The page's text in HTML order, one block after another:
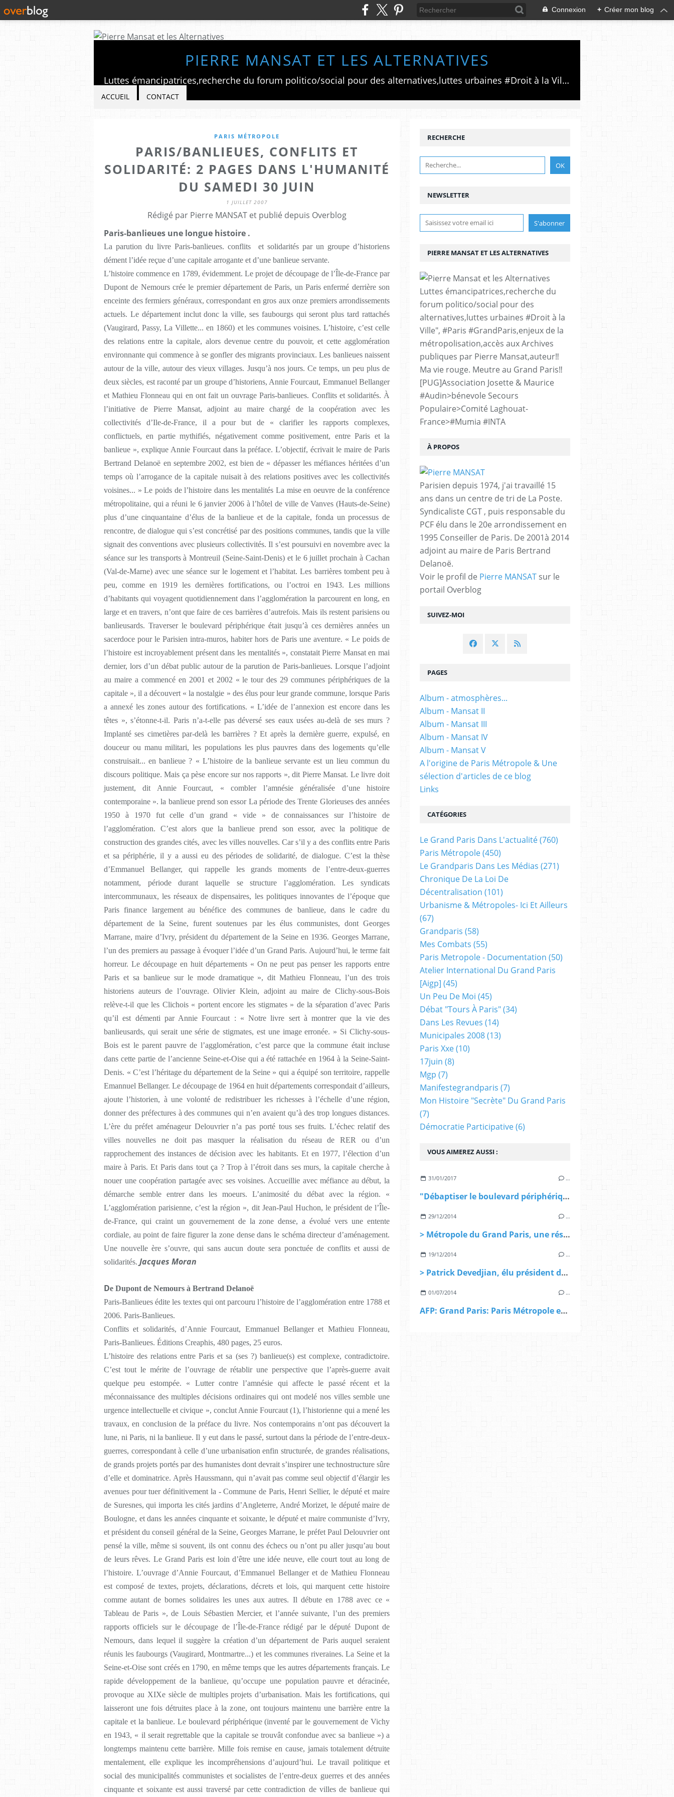
Connexion + Créer mon blog
PIERRE MANSAT ET LES ALTERNATIVES
Luttes émancipatrices,recherche du forum politico/social pour des alternatives,luttes urbaines #Droit à la Ville", #Paris #GrandParis,enjeux de la métropolisation,accès aux Archives publiques par Pierre Mansat,auteur‼️Ma vie rouge. Meutre au Grand Paris‼️[PUG]Association Josette & Maurice #Audin>bénevole Secours Populaire>Comité Laghouat-France>#Mumia #INTA
ACCUEIL CONTACT
PARIS MÉTROPOLE
PARIS/BANLIEUES, CONFLITS ET
SOLIDARITÉ: 2 PAGES DANS L'HUMANITÉ
DU SAMEDI 30 JUIN
1 JUILLET 2007
Rédigé par Pierre MANSAT et publié depuis Overblog
Paris-banlieues une longue histoire .
La parution du livre Paris-banlieues. conflits et solidarités par un groupe d’historiens
dément l’idée reçue d’une capitale arrogante et d’une banlieue servante.
L’histoire commence en 1789, évidemment. Le projet de découpage de l’Île-de-France par
Dupont de Nemours crée le premier département de Paris, un Paris enfermé derrière son
enceinte des fermiers généraux, correspondant en gros aux onze premiers arrondissements
actuels. Le département inclut donc la ville, ses faubourgs qui seront plus tard rattachés
(Vaugirard, Passy, La Villette... en 1860) et les communes voisines. L’histoire, c’est celle
des relations entre la capitale, alors devenue centre du pouvoir, et cette agglomération
environnante qui commence à se gonfler des migrants provinciaux. Les banlieues naissent
autour de la ville, autour des vieux villages. Jusqu’à nos jours. Ce temps, un peu plus de
deux siècles, est raconté par un groupe d’historiens, Annie Fourcaut, Emmanuel Bellanger
et Mathieu Flonneau qui en ont fait un ouvrage Paris-banlieues. Conflits et solidarités. À
l’initiative de Pierre Mansat, adjoint au maire chargé de la coopération avec les
collectivités d’Ile-de-France, il a pour but de « clarifier les rapports complexes,
conflictuels, en partie mythifiés, négativement comme positivement, entre Paris et la
banlieue », explique Annie Fourcaut dans la préface. L’objectif, écrivait le maire de Paris
Bertrand Delanoë en septembre 2002, est bien de « dépasser les méfiances héritées d’un
temps où l’arrogance de la capitale nuisait à des relations positives avec les collectivités
voisines... » Le poids de l’histoire dans les mentalités La mise en oeuvre de la conférence
métropolitaine, qui a réuni le 6 janvier 2006 à l’hôtel de ville de Vanves (Hauts-de-Seine)
plus d’une cinquantaine d’élus de la banlieue et de la capitale, fonda un processus de
rencontre, de dialogue qui s’est concrétisé par des positions communes, tandis que la ville
signait des conventions avec plusieurs collectivités. Il s’est poursuivi en novembre avec la
séance sur les transports à Montreuil (Seine-Saint-Denis) et le 6 juillet prochain à Cachan
(Val-de-Marne) avec une séance sur le logement et l’habitat. Les barrières tombent peu à
peu, comme en 1919 les dernières fortifications, ou l’octroi en 1943. Les millions
d’habitants qui voyagent quotidiennement dans l’agglomération la parcourent en long, en
large et en travers, n’ont que faire de ces barrières d’autrefois. Mais ils restent parisiens ou
banlieusards. Traverser le boulevard périphérique était jusqu’à ces dernières années un
sacerdoce pour le Parisien intra-muros, habiter hors de Paris une aventure. « Le poids de
l’histoire est incroyablement présent dans les mentalités », constatait Pierre Mansat en mai
dernier, lors d’un débat public autour de la parution de Paris-banlieues. Lorsque l’adjoint
au maire a commencé en 2001 et 2002 « le tour des 29 communes périphériques de la
capitale », il a découvert « la nostalgie » des élus pour leur grande commune, lorsque Paris
a annexé les zones autour des fortifications. « L’idée de l’annexion est encore dans les
têtes », s’étonne-t-il. Paris n’a-t-elle pas déversé ses eaux usées au-delà de ses murs ?
Implanté ses cimetières par-delà les barrières ? Et après la dernière guerre, expulsé, en
douceur ou manu militari, les populations les plus pauvres dans des logements qu’elle
construisait... en banlieue ? « L’histoire de la banlieue servante est un lieu commun du
discours politique. Mais ça pèse encore sur nos rapports », dit Pierre Mansat. Le livre doit
justement, dit Annie Fourcaut, « combler l’amnésie généralisée d’une histoire
contemporaine ». la banlieue prend son essor La période des Trente Glorieuses des années
1950 à 1970 fut celle d’un grand « vide » de connaissances sur l’histoire de
l’agglomération. C’est alors que la banlieue prend son essor, avec la politique de
construction des grandes cités, avec les villes nouvelles. Car s’il y a des conflits entre Paris
et sa périphérie, il y a aussi eu des périodes de solidarité, de dialogue. C’est la thèse
d’Emmanuel Bellanger, qui rappelle les grands moments de l’entre-deux-guerres
notamment, période durant laquelle se structure l’agglomération. Les syndicats
intercommunaux, les réseaux de dispensaires, les politiques innovantes de l’époque que
Paris finance largement au bénéfice des communes de banlieue, dans le cadre du
département de la Seine, furent soutenues par les élus communistes, dont Georges
Marrane, maire d’Ivry, président du département de la Seine en 1936. Georges Marrane,
l’un des premiers au passage à évoquer l’idée d’un Grand Paris. Aujourd’hui, le terme fait
horreur. Le découpage en huit départements « On ne peut pas penser les rapports entre
Paris et sa banlieue sur le mode dramatique », dit Mathieu Flonneau, l’un des trois
historiens auteurs de l’ouvrage. Olivier Klein, adjoint au maire de Clichy-sous-Bois
relève-t-il que les Clichois « portent encore les stigmates » de la séparation d’avec Paris
qu’il est démenti par Annie Fourcaut : « Notre livre sert à montrer que la vie des
banlieusards, qui serait une série de stigmates, est une image erronée. » Si Clichy-sous-
Bois est le parent pauvre de l’agglomération, c’est parce que la commune était incluse
dans cette partie de l’ancienne Seine-et-Oise qui a été rattachée en 1964 à la Seine-Saint-
Denis. « C’est l’héritage du département de la Seine » qui a équipé son territoire, rappelle
Emannuel Bellanger. Le découpage de 1964 en huit départements correspondait d’ailleurs,
ajoute l’historien, à une volonté de redistribuer les richesses à l’échelle d’une région,
donner des préfectures à des communes qui n’en avaient qu’à des trop longues distances.
L’ère du préfet aménageur Delouvrier n’a pas porté tous ses fruits. L’échec relatif des
villes nouvelles ne doit pas masquer la réalisation du réseau de RER ou d’un
rapprochement des instances de décision avec les habitants. Et en 1977, l’élection d’un
maire à Paris. Et Paris dans tout ça ? Trop à l’étroit dans ses murs, la capitale cherche à
nouer une coopération partagée avec ses voisines. Accueillie avec méfiance au début, la
démarche semble entrer dans les moeurs. L’animosité du débat avec la région. «
L’agglomération parisienne, c’est la région », dit Jean-Paul Huchon, le président de l’Île-
de-France, qui craint un gouvernement de la zone dense, a évolué vers une entente
cordiale, au point de faire figurer la zone dense dans le schéma directeur d’aménagement.
Une nouvelle ère s’ouvre, qui sans aucun doute sera ponctuée de conflits et aussi de
solidarités. Jacques Moran
De Dupont de Nemours à Bertrand Delanoë
Paris-Banlieues édite les textes qui ont parcouru l’histoire de l’agglomération entre 1788 et
2006. Paris-Banlieues.
Conflits et solidarités, d’Annie Fourcaut, Emmanuel Bellanger et Mathieu Flonneau,
Paris-Banlieues. Éditions Creaphis, 480 pages, 25 euros.
L’histoire des relations entre Paris et sa (ses ?) banlieue(s) est complexe, contradictoire.
C’est tout le mérite de l’ouvrage de rétablir une perspective que l’après-guerre avait
quelque peu estompée. « Lutter contre l’amnésie qui affecte le passé récent et la
méconnaissance des multiples décisions ordinaires qui ont modelé nos villes semble une
urgence intellectuelle et civique », conclut Annie Fourcaut (1), l’historienne qui a mené les
travaux, en conclusion de la préface du livre. Nos contemporains n’ont pas découvert la
lune, ni Paris, ni la banlieue. Il y eut dans le passé, surtout dans la période de l’entre-deux-
guerres, correspondant à celle d’une urbanisation enfin structurée, de grandes réalisations,
de grands projets portés par des humanistes dont devrait s’inspirer une technostructure sûre
d’elle et dominatrice. Après Haussmann, qui n’avait pas comme seul objectif d’élargir les
avenues pour tuer définitivement la - Commune de Paris, Henri Sellier, le député et maire
de Suresnes, qui importa les cités jardins d’Angleterre, André Morizet, le député maire de
Boulogne, et dans les années cinquante et soixante, le député et maire communiste d’Ivry,
et président du conseil général de la Seine, Georges Marrane, le préfet Paul Delouvrier ont
pensé la ville, même si souvent, ils ont connu des échecs ou n’ont pu aller jusqu’au bout
de leurs rêves. Le Grand Paris est loin d’être une idée neuve, elle court tout au long de
l’histoire. L’ouvrage d’Annie Fourcaut, d’Emmanuel Bellanger et de Mathieu Flonneau
est composé de textes, projets, déclarations, décrets et lois, qui marquent cette histoire
comme autant de bornes solidaires les unes aux autres. Il débute en 1788 avec ce «
Tableau de Paris », de Louis Sébastien Mercier, et l’année suivante, l’un des premiers
rapports officiels sur le découpage de l’Île-de-France rédigé par le député Dupont de
Nemours, dans lequel il suggère la création d’un département de Paris auquel seraient
réunis les faubourgs (Vaugirard, Montmartre...) et les communes riveraines. La Seine et la
Seine-et-Oise sont créés en 1790, en même temps que les autres départements français. Le
rapide développement de la banlieue, qu’occupe une population pauvre et déracinée,
provoque au XIXe siècle de multiples projets d’urbanisation. Mais les fortifications, qui
laisseront une fois détruites place à la zone, ont toujours maintenu une barrière entre la
capitale et la banlieue. Le boulevard périphérique (inventé par le gouvernement de Vichy
en 1943, « il serait regrettable que la capitale se trouvât confondue avec sa banlieue ») a
longtemps maintenu cette barrière. Mille fois remise en cause, jamais totalement détruite
mentalement, elle explique les incompréhensions d’aujourd’hui. Le travail politique et
social des municipalités communistes et socialistes de l’entre-deux guerres et des années
cinquante et soixante est aussi traversé par cette contradiction de villes de banlieue qui
NEWSLETTER
SUIVEZ-MOI
RECHERCHE
PIERRE MANSAT ET LES ALTERNATIVES
Luttes émancipatrices,recherche du
forum politico/social pour des
alternatives,luttes urbaines #Droit à la
Ville", #Paris #GrandParis,enjeux de la
métropolisation,accès aux Archives
publiques par Pierre Mansat,auteur‼️
Ma vie rouge. Meutre au Grand Paris‼️
[PUG]Association Josette & Maurice
#Audin>bénevole Secours
Populaire>Comité Laghouat-
France>#Mumia #INTA
À PROPOS
Parisien depuis 1974, j'ai travaillé 15
ans dans un centre de tri de La Poste.
Syndicaliste CGT , puis responsable du
PCF élu dans le 20e arrondissement en
1995 Conseiller de Paris. De 2001à 2014
adjoint au maire de Paris Bertrand
Delanoë.
Voir le profil de Pierre MANSAT sur le
portail Overblog
VOUS AIMEREZ AUSSI :
31/01/2017 …
"Débaptiser le boulevard périphérique de Paris" un entretien de P.Mansat avec F.Moiroux dans d'a
29/12/2014 …
> Métropole du Grand Paris, une résolution de Paris Métropole: "vigilants à ce que le gouvernement respecte ses engagements" "
19/12/2014 …
> Patrick Devedjian, élu président de Paris Métropole
01/07/2014 …
AFP: Grand Paris: Paris Métropole entre dans la mission de préfiguration
PAGES
Album - atmosphères...
Album - Mansat II
Album - Mansat III
Album - Mansat IV
Album - Mansat V
A l'origine de Paris Métropole & Une
sélection d'articles de ce blog
Links
CATÉGORIES
Le Grand Paris Dans L'actualité(760)
Paris Métropole(450)
Le Grandparis Dans Les Médias (271)
Chronique De La Loi De
Décentralisation (101)
Urbanisme & Métropoles- Ici Et Ailleurs
(67)
Grandparis (58)
Mes Combats (55)
Paris Metropole - Documentation (50)
Atelier International Du Grand Paris
[aigp] (45)
Un Peu De Moi (45)
Débat "tours À Paris"(34)
Dans Les Revues (14)
Municipales 2008(13)
Paris Xxe(10)
17juin (8)
Mgp (7)
Manifestegrandparis (7)
Mon Histoire "secrète" Du Grand Paris
(7)
Démocratie Participative(6)